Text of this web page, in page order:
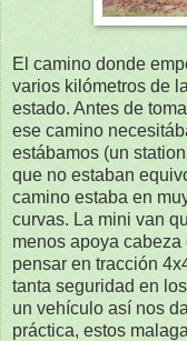
El camino donde
varios kilómetros de
estado. Antes de
ese camino
estábamos (un
que no estaban
camino estaba en
curvas. La mini van
menos apoya
pensar en tracción
tanta seguridad en
un vehículo así nos
práctica, estos